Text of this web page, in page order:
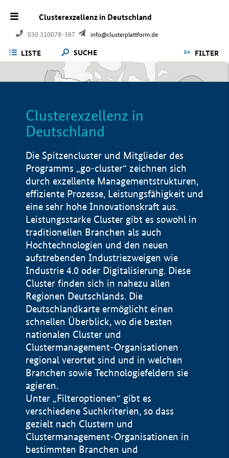
Clusterexzellenz in Deutschland
030 310078-387 info@clusterplattform.de
LISTE SUCHE FILTER
Clusterexzellenz in
Deutschland
Die Spitzencluster und Mitglieder des
Programms „go-cluster“ zeichnen sich
durch exzellente Managementstrukturen,
effiziente Prozesse, Leistungsfähigkeit und
eine sehr hohe Innovationskraft aus.
Leistungsstarke Cluster gibt es sowohl in
traditionellen Branchen als auch
Hochtechnologien und den neuen
aufstrebenden Industriezweigen wie
Industrie 4.0 oder Digitalisierung. Diese
Cluster finden sich in nahezu allen
Regionen Deutschlands. Die
Deutschlandkarte ermöglicht einen
schnellen Überblick, wo die besten
nationalen Cluster und
Clustermanagement-Organisationen
regional verortet sind und in welchen
Branchen sowie Technologiefeldern sie
agieren.
Unter „Filteroptionen“ gibt es
verschiedene Suchkriterien, so dass
gezielt nach Clustern und
Clustermanagement-Organisationen in
bestimmten Branchen und
Impressum
Datenschutzerklärung
BMWE, 2026 ©
100 km © Geobasis-DE / BKG 2015